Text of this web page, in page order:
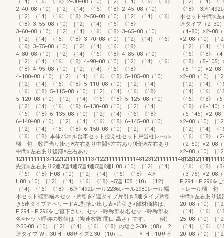
2−40−08（10）［12］｛14｝〈16〉《18》2−45−08（10）
［12］｛14｝〈16〉《18》2−50−08（10）［12］｛14｝〈16〉
《18》3−55−08（10）［12］｛14｝〈16〉《18》
3−60−08（10）［12］｛14｝〈16〉《18》3−65−08（10）
［12］｛14｝〈16〉《18》3−70−08（10）［12］｛14｝〈16〉
《18》3−75−08（10）［12］｛14｝〈16〉《18》
4−80−08（10）［12］｛14｝〈16〉《18》4−85−08（10）
［12］｛14｝〈16〉《18》4−90−08（10）［12］｛14｝〈16〉
《18》4−95−08（10）［12］｛14｝〈16〉《18》
4−100−08（10）［12］｛14｝〈16〉《18》5−105−08（10）
［12］｛14｝〈16〉《18》5−110−08（10）［12］｛14｝
〈16〉《18》5−115−08（10）［12］｛14｝〈16〉《18》
5−120−08（10）［12］｛14｝〈16〉《18》5−125−08（10）
［12］｛14｝〈16〉《18》6−130−08（10）［12］｛14｝
〈16〉《18》6−135−08（10）［12］｛14｝〈16〉《18》
6−140−08（10）［12］｛14｝〈16〉《18》6−145−08（10）
［12］｛14｝〈16〉《18》6−150−08（10）［12］｛14｝
〈16〉《18》本体パネル台車セット控え柱セット戸当柱レール
梱 包 数戸当り掛け※左右あり中間※左右あり後部※左右あり
中間※左右あり後部※左右あり
先頭※左右あり2連3連4連5連4連5連6連H08（10）［12］｛14｝
〈16〉《18》H08（10）［12］｛14｝〈16〉《18》−4連
H08（10）［12］｛14｝〈16〉《18》−5連H08（10）［12］
｛14｝〈16〉《18》−6連1492レール2236レール2980レール幅
木セット端部幅木セット片引き4連タイプ片引き5連タイプ片引
き6連タイプアペリードAL型拾い出し表<片引き>部材価格は、
P.294・P.296をご覧下さい。セット呼称部材名セット呼称部材
名※セット呼称の数値は（複連枚数-間口-高さ）です。 例）
2-30-08（10）［12］｛14｝〈16〉《18》の場合2-30-（08）…2
連タイプ-W：30-H：08サイズ2-30-（10）… 〃-H：10サイ
《18》−3連
木セット中間※左
連タイプ（2−30
（4−80）×2−08
×2−08（10）［
［12］｛14｝〈
〈16〉《18》（
《18》（5−105
（5−110）
×2−08（10）［
［12］｛14｝〈
｛14｝〈16〉《
〈16〉《18》（
《18》（6−140
（6−145）
×2−08（10）［
［12］｛14｝〈
〈16〉《18》（
（2−50）×2−08
×2−08（10）［
［12］｛14｝〈
〈16〉《18》（
（3−75）×2−08
P.294・P.296を
トレール梱 包
中間※左右あり後
20−08（10）［
｛14｝〈16〉《
25−08（10）［
｛14｝〈16〉《
20−08（10）［